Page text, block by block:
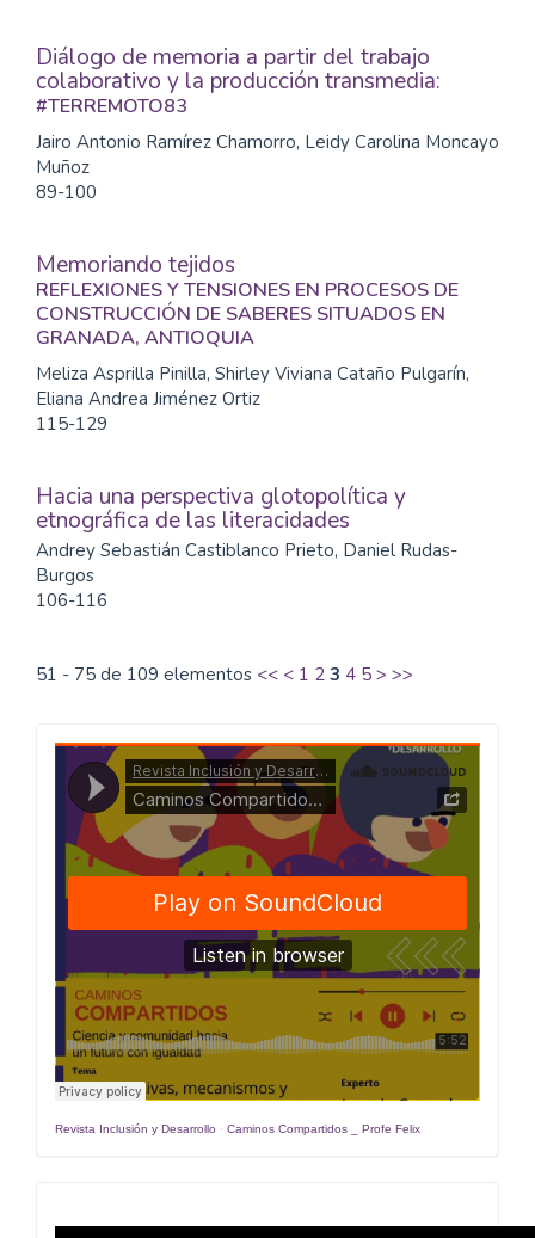
Diálogo de memoria a partir del trabajo
colaborativo y la producción transmedia:
#TERREMOTO83
Jairo Antonio Ramírez Chamorro, Leidy Carolina Moncayo
Muñoz
89-100
Memoriando tejidos
REFLEXIONES Y TENSIONES EN PROCESOS DE
CONSTRUCCIÓN DE SABERES SITUADOS EN
GRANADA, ANTIOQUIA
Meliza Asprilla Pinilla, Shirley Viviana Cataño Pulgarín,
Eliana Andrea Jiménez Ortiz
115-129
Hacia una perspectiva glotopolítica y
etnográfica de las literacidades
Andrey Sebastián Castiblanco Prieto, Daniel Rudas-
Burgos
106-116
51 - 75 de 109 elementos << < 1 2 3 4 5 > >>
Caminos
Compartidos
Revista Inclusión y Desarrollo · Caminos Compartidos _ Profe Felix